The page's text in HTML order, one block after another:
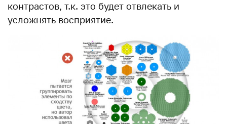
контрастов, т.к. это будет отвлекать и
усложнять восприятие.